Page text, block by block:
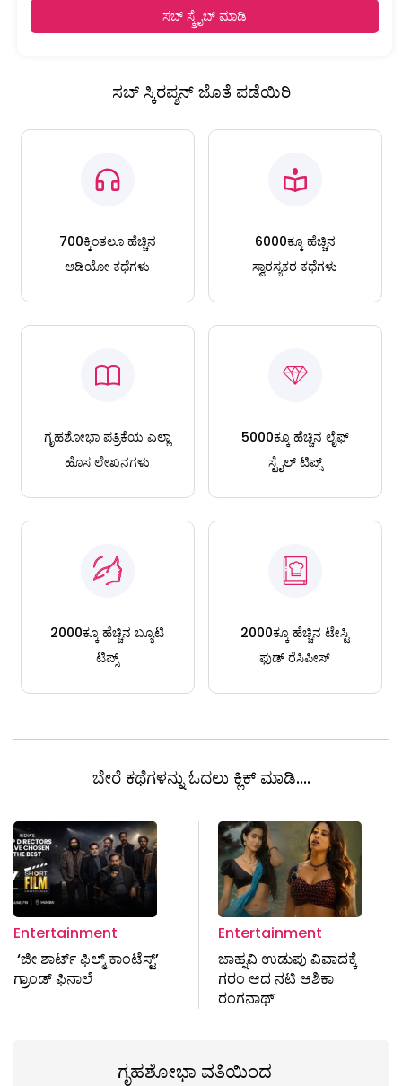
ಸಬ್ ಸ್ಕ್ರೈಬ್ ಮಾಡಿ
ಸಬ್ ಸ್ಕಿರಪ್ಶನ್ ಜೊತೆ ಪಡೆಯಿರಿ
700ಕ್ಕಿಂತಲೂ ಹೆಚ್ಚಿನ
ಆಡಿಯೋ ಕಥೆಗಳು
6000ಕ್ಕೂ ಹೆಚ್ಚಿನ
ಸ್ವಾರಸ್ಯಕರ ಕಥೆಗಳು
ಗೃಹಶೋಭಾ ಪತ್ರಿಕೆಯ ಎಲ್ಲಾ
ಹೊಸ ಲೇಖನಗಳು
5000ಕ್ಕೂ ಹೆಚ್ಚಿನ ಲೈಫ್
ಸ್ಟೈಲ್ ಟಿಪ್ಸ್
2000ಕ್ಕೂ ಹೆಚ್ಚಿನ ಬ್ಯೂಟಿ
ಟಿಪ್ಸ್
2000ಕ್ಕೂ ಹೆಚ್ಚಿನ ಟೇಸ್ಟಿ
ಫುಡ್ ರೆಸಿಪೀಸ್
ಬೇರೆ ಕಥೆಗಳನ್ನು ಓದಲು ಕ್ಲಿಕ್ ಮಾಡಿ....
Entertainment
‘ಜೀ ಶಾರ್ಟ್ ಫಿಲ್ಮ್ ಕಾಂಟೆಸ್ಟ್’
ಗ್ರಾಂಡ್ ಫಿನಾಲೆ
Entertainment
ಜಾಹ್ನವಿ ಉಡುಪು ವಿವಾದಕ್ಕೆ
ಗರಂ ಆದ ನಟಿ ಆಶಿಕಾ
ರಂಗನಾಥ್
ಗೃಹಶೋಭಾ ವತಿಯಿಂದ